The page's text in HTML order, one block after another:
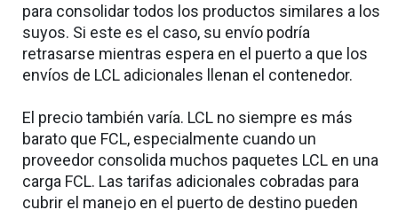
para consolidar todos los productos similares a los
suyos. Si este es el caso, su envío podría
retrasarse mientras espera en el puerto a que los
envíos de LCL adicionales llenan el contenedor.
El precio también varía. LCL no siempre es más
barato que FCL, especialmente cuando un
proveedor consolida muchos paquetes LCL en una
carga FCL. Las tarifas adicionales cobradas para
cubrir el manejo en el puerto de destino pueden